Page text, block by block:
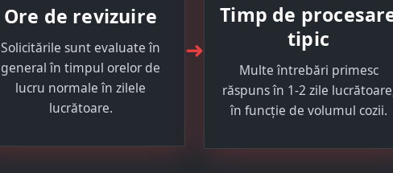
Ore de revizuire
Solicitările sunt evaluate în
general în timpul orelor de
lucru normale în zilele
lucrătoare.
➜
Timp de
tipic
Multe întrebări primesc
răspuns în 1-2 zile
în funcție de volumul cozii.